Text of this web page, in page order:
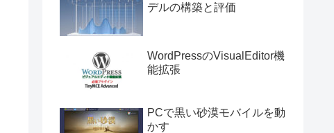
デルの構築と評価
WordPressのVisualEditor機
能拡張
PCで黒い砂漠モバイルを動
かす